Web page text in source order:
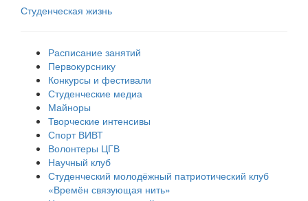
Студенческая жизнь
Расписание занятий
Первокурснику
Конкурсы и фестивали
Студенческие медиа
Майноры
Творческие интенсивы
Спорт ВИВТ
Волонтеры ЦГВ
Научный клуб
Студенческий молодёжный патриотический клуб
«Времён связующая нить»